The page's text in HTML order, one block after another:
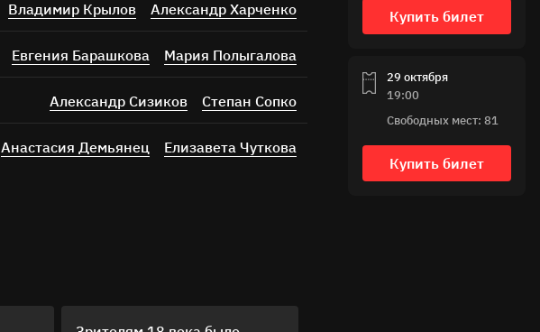
Владимир Крылов Александр Харченко
Евгения Барашкова Мария Полыгалова
Александр Сизиков Степан Сопко
Анастасия Демьянец Елизавета Чуткова
Купить билет
29 октября
19:00
Свободных мест: 81
Купить билет